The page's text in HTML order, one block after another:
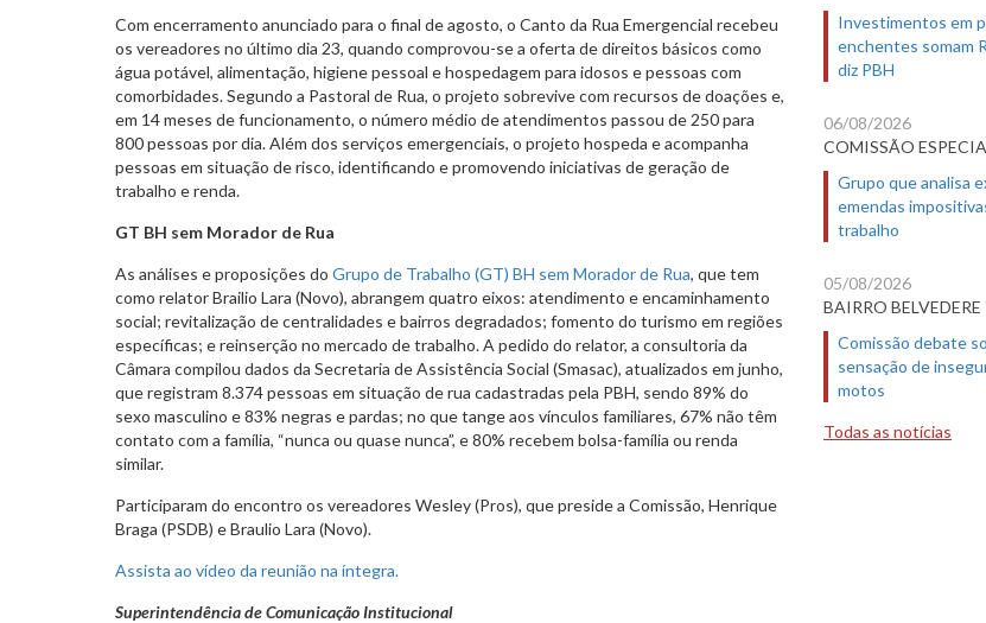
Com encerramento anunciado para o final de agosto, o Canto da Rua Emergencial recebeu
os vereadores no último dia 23, quando comprovou-se a oferta de direitos básicos como
água potável, alimentação, higiene pessoal e hospedagem para idosos e pessoas com
comorbidades. Segundo a Pastoral de Rua, o projeto sobrevive com recursos de doações e,
em 14 meses de funcionamento, o número médio de atendimentos passou de 250 para
800 pessoas por dia. Além dos serviços emergenciais, o projeto hospeda e acompanha
pessoas em situação de risco, identificando e promovendo iniciativas de geração de
trabalho e renda.
GT BH sem Morador de Rua
As análises e proposições do Grupo de Trabalho (GT) BH sem Morador de Rua, que tem
como relator Brailio Lara (Novo), abrangem quatro eixos: atendimento e encaminhamento
social; revitalização de centralidades e bairros degradados; fomento do turismo em regiões
específicas; e reinserção no mercado de trabalho. A pedido do relator, a consultoria da
Câmara compilou dados da Secretaria de Assistência Social (Smasac), atualizados em junho,
que registram 8.374 pessoas em situação de rua cadastradas pela PBH, sendo 89% do
sexo masculino e 83% negras e pardas; no que tange aos vínculos familiares, 67% não têm
contato com a família, “nunca ou quase nunca”, e 80% recebem bolsa-família ou renda
similar.
Participaram do encontro os vereadores Wesley (Pros), que preside a Comissão, Henrique
Braga (PSDB) e Braulio Lara (Novo).
Assista ao vídeo da reunião na íntegra.
Superintendência de Comunicação Institucional
Investimentos em
enchentes somam
diz PBH
06/08/2026
COMISSÃO
Grupo que analisa
emendas
trabalho
05/08/2026
BAIRRO BELVEDERE
Comissão debate
sensação de
motos
Todas as notícias